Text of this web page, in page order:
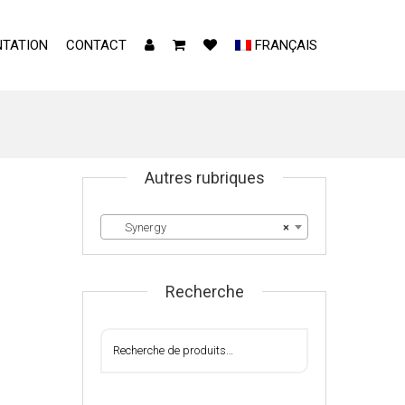
CONTACT FRANÇAIS
Autres rubriques
×
Synergy
Recherche